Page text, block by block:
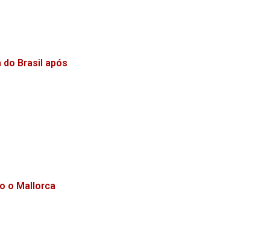
Brasil após
o Mallorca